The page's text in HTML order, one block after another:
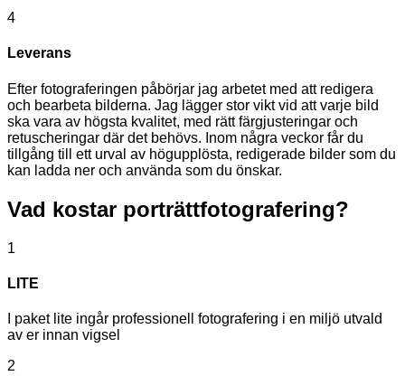
4
Leverans
Efter fotograferingen påbörjar jag arbetet med att redigera
och bearbeta bilderna. Jag lägger stor vikt vid att varje bild
ska vara av högsta kvalitet, med rätt färgjusteringar och
retuscheringar där det behövs. Inom några veckor får du
tillgång till ett urval av högupplösta, redigerade bilder som du
kan ladda ner och använda som du önskar.
Vad kostar porträttfotografering?
1
LITE
I paket lite ingår professionell fotografering i en miljö utvald
av er innan vigsel
2